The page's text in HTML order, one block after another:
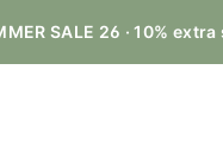
SALE 26 · 10%